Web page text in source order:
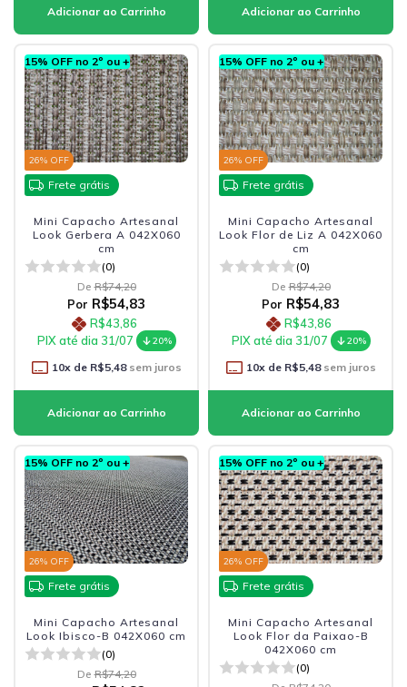
15% OFF no 2º ou +
26% OFF
Frete grátis
Mini Capacho Artesanal
Look Gerbera A 042X060
cm
(0)
De R$74,20
Por R$54,83
R$43,86
PIX até dia 31/07
20%
10x de R$5,48sem juros
15% OFF no 2º ou +
26% OFF
Frete grátis
Mini Capacho Artesanal
Look Flor de Liz A 042X060
cm
(0)
De R$74,20
Por R$54,83
R$43,86
PIX até dia 31/07
20%
10x de R$5,48sem juros
15% OFF no 2º ou +
26% OFF
Frete grátis
Mini Capacho Artesanal
Look Ibisco-B 042X060 cm
(0)
De R$74,20
15% OFF no 2º ou +
26% OFF
Frete grátis
Mini Capacho Artesanal
Look Flor da Paixao-B
042X060 cm
(0)